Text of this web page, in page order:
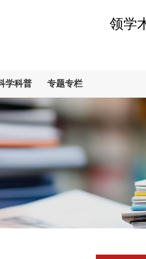
领学
学科普 专题专栏